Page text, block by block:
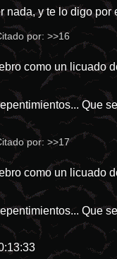
nada, y te lo digo por
por:>>16
como un licuado
Que
por:>>17
como un licuado
Que